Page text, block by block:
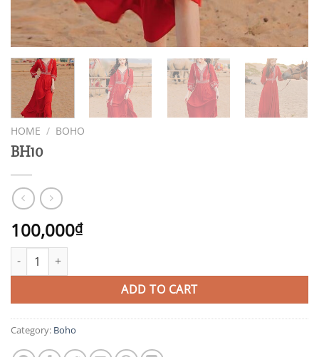
HOME / BOHO
BH10
100,000₫
BH10 quantity
ADD TO CART
Category: Boho